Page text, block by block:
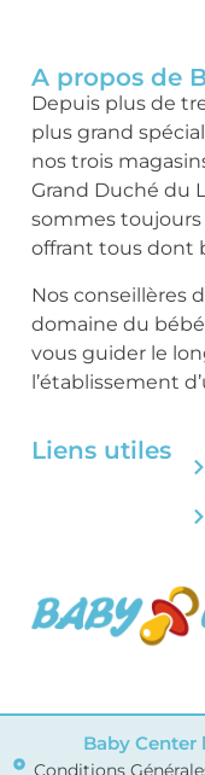
A propos de
Depuis plus de
plus grand
nos trois
Grand Duché du
sommes
offrant tous dont
Nos conseillères
domaine du
vous guider le
l’établissement
Liens utiles
Baby Center
Conditions